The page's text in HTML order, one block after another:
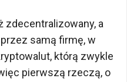
zdecentralizowany, a
samą firmę, w
którą zwykle
pierwszą rzeczą, o